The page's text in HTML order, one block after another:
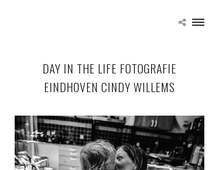
DAY IN THE LIFE FOTOGRAFIE
EINDHOVEN CINDY WILLEMS